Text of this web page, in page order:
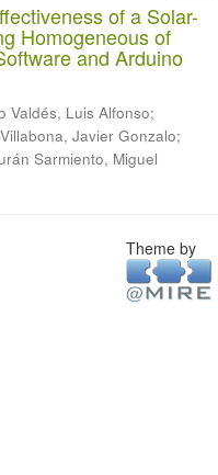
of a Solar-
Homogeneous of
and Arduino
Valdés, Luis Alfonso;
Javier Gonzalo;
Sarmiento, Miguel
Theme by